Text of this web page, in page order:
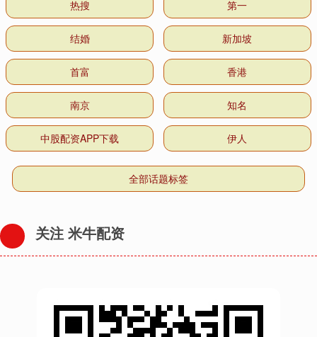
热搜 第一
结婚 新加坡
首富 香港
南京 知名
中股配资APP下载 伊人
全部话题标签
关注 米牛配资